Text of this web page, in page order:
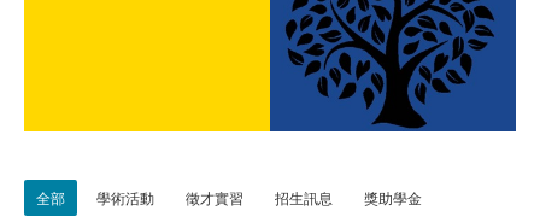
全部 學術活動 徵才實習 招生訊息 獎助學金